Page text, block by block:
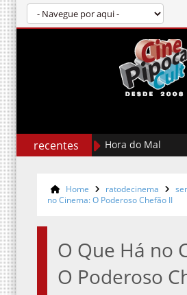
recentesA Hora do Mal
Home ratodecinema
no Cinema: O Poderoso Chefão II
O Que Há no
O Poderoso